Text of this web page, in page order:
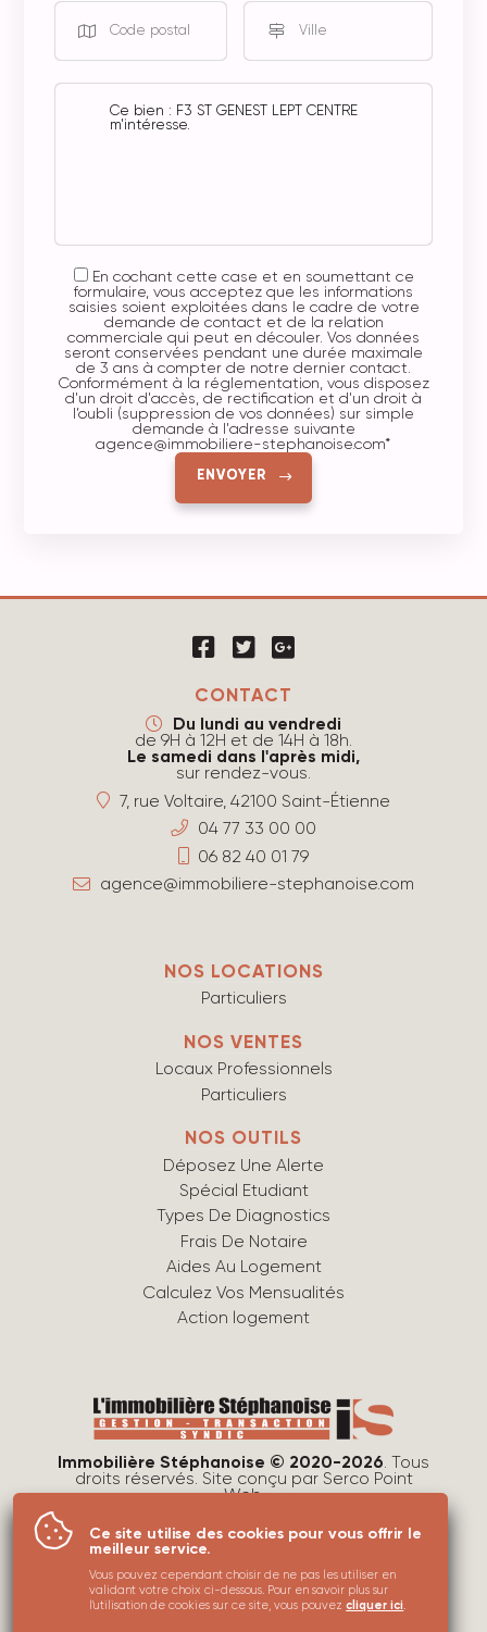
En cochant cette case et en soumettant ce
formulaire, vous acceptez que les informations
saisies soient exploitées dans le cadre de votre
demande de contact et de la relation
commerciale qui peut en découler. Vos données
seront conservées pendant une durée maximale
de 3 ans à compter de notre dernier contact.
Conformément à la réglementation, vous disposez
d'un droit d'accès, de rectification et d'un droit à
l’oubli (suppression de vos données) sur simple
demande à l'adresse suivante
agence@immobiliere-stephanoise.com*
ENVOYER
CONTACT
Du lundi au vendredi
de 9H à 12H et de 14H à 18h.
Le samedi dans l'après midi,
sur rendez-vous.
7, rue Voltaire, 42100 Saint-Étienne
04 77 33 00 00
06 82 40 01 79
agence@immobiliere-stephanoise.com
NOS LOCATIONS
Particuliers
NOS VENTES
Locaux Professionnels
Particuliers
NOS OUTILS
Déposez Une Alerte
Spécial Etudiant
Types De Diagnostics
Frais De Notaire
Aides Au Logement
Calculez Vos Mensualités
Action logement
Immobilière Stéphanoise © 2020-2026. Tous
droits réservés. Site conçu par Serco Point
Web.
Protection des données
Utilisations des cookies
Plan du site
Ce site utilise des cookies pour vous offrir le
meilleur service.
Vous pouvez cependant choisir de ne pas les utiliser en
validant votre choix ci-dessous. Pour en savoir plus sur
l'utilisation de cookies sur ce site, vous pouvezcliquer ici